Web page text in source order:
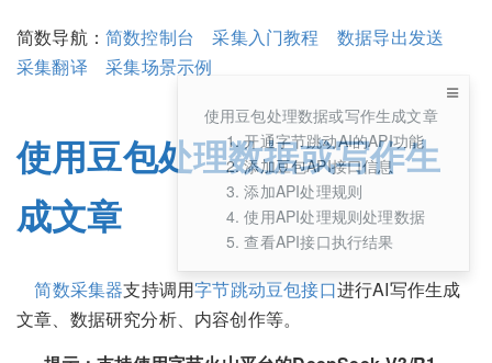
使用豆包处理数据或写作生成文章
1. 开通字节跳动AI的API功能
2. 添加豆包API接口信息
3. 添加API处理规则
4. 使用API处理规则处理数据
5. 查看API接口执行结果
简数导航： 简数控制台 采集入门教程
数据导出发送
采集翻译
采集场景示例
使用豆包处理数据或写作生
成文章
简数采集器支持调用字节跳动豆包接口进行AI写作生成
文章、数据研究分析、内容创作等。